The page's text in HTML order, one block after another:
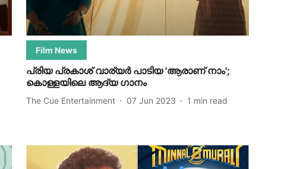
Film News
പ്രിയ പ്രകാശ് വാര്യര്‍ പാടിയ 'ആരാണ് നാം';
കൊള്ളയിലെ ആദ്യ ഗാനം
The Cue Entertainment 07 Jun 2023 1 min read